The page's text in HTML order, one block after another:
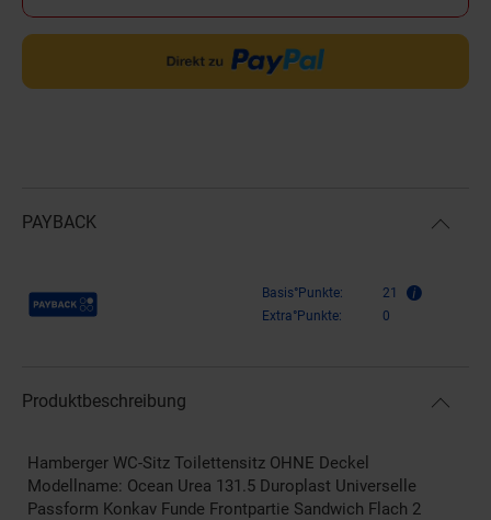
PAYBACK
Payback Punkte Basis°Punkte:
21
Extra°Punkte:
0
Produktbeschreibung
Hamberger WC-Sitz Toilettensitz OHNE Deckel
Modellname: Ocean Urea 131.5 Duroplast Universelle
Passform Konkav Funde Frontpartie Sandwich Flach 2